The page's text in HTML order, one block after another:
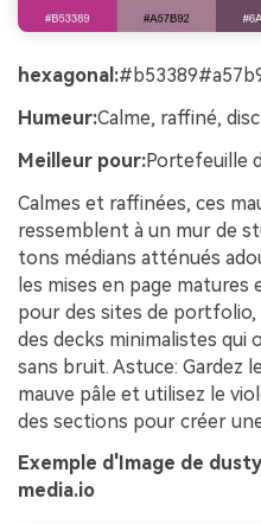
hexagonal:
Humeur:Calme, raffiné,
Meilleur pour:Portefeuille
Calmes et raffinées, ces
ressemblent à un mur de
tons médians atténués
les mises en page
pour des sites de portfolio,
des decks minimalistes
sans bruit. Astuce: Gardez
mauve pâle et utilisez le
des sections pour créer
Exemple d'Image de
media.io